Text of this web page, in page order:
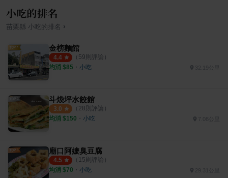
小吃的排名
苗栗縣 小吃 的排名 ›
金榜麵館
4.4 （ 59則評論）
均消 $85 ・ 小吃
斗煥坪水餃館
3.0 （ 28則評論）
均消 $150 ・ 小吃
廟口阿嬷臭豆腐
4.5 （ 15則評論）
均消 $70 ・ 小吃